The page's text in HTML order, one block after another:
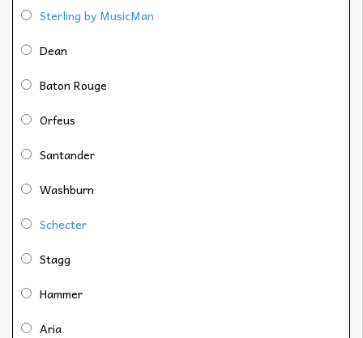
Sterling by MusicMan
Dean
Baton Rouge
Orfeus
Santander
Washburn
Schecter
Stagg
Hammer
Aria